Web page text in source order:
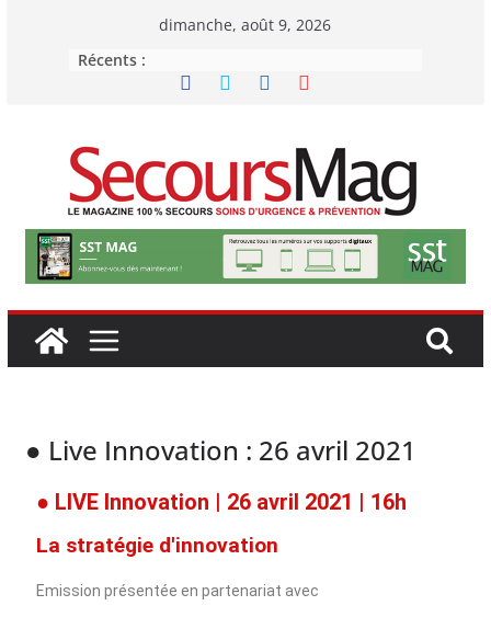
dimanche, août 9, 2026
Récents :
● Live Innovation : 26 avril 2021
● LIVE Innovation | 26 avril 2021 | 16h
La stratégie d'innovation
Emission présentée en partenariat avec